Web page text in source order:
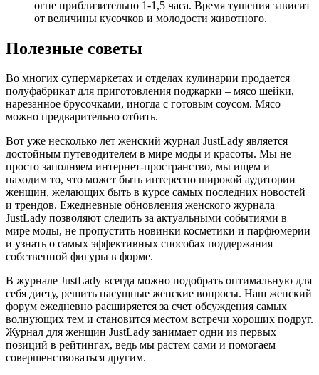
огне приблизительно 1-1,5 часа. Время тушения зависит
от величины кусочков и молодости животного.
Полезные советы
Во многих супермаркетах и отделах кулинарии продается
полуфабрикат для приготовления поджарки – мясо шейки,
нарезанное брусочками, иногда с готовым соусом. Мясо
можно предварительно отбить.
Вот уже несколько лет женский журнал JustLady является
достойным путеводителем в мире моды и красоты. Мы не
просто заполняем интернет-пространство, мы ищем и
находим то, что может быть интересно широкой аудитории
женщин, желающих быть в курсе самых последних новостей
и трендов. Ежедневные обновления женского журнала
JustLady позволяют следить за актуальными событиями в
мире моды, не пропустить новинки косметики и парфюмерии
и узнать о самых эффективных способах поддержания
собственной фигуры в форме.
В журнале JustLady всегда можно подобрать оптимальную для
себя диету, решить насущные женские вопросы. Наш женский
форум ежедневно расширяется за счет обсуждения самых
волнующих тем и становится местом встречи хороших подруг.
Журнал для женщин JustLady занимает одни из первых
позиций в рейтингах, ведь мы растем сами и помогаем
совершенствоваться другим.